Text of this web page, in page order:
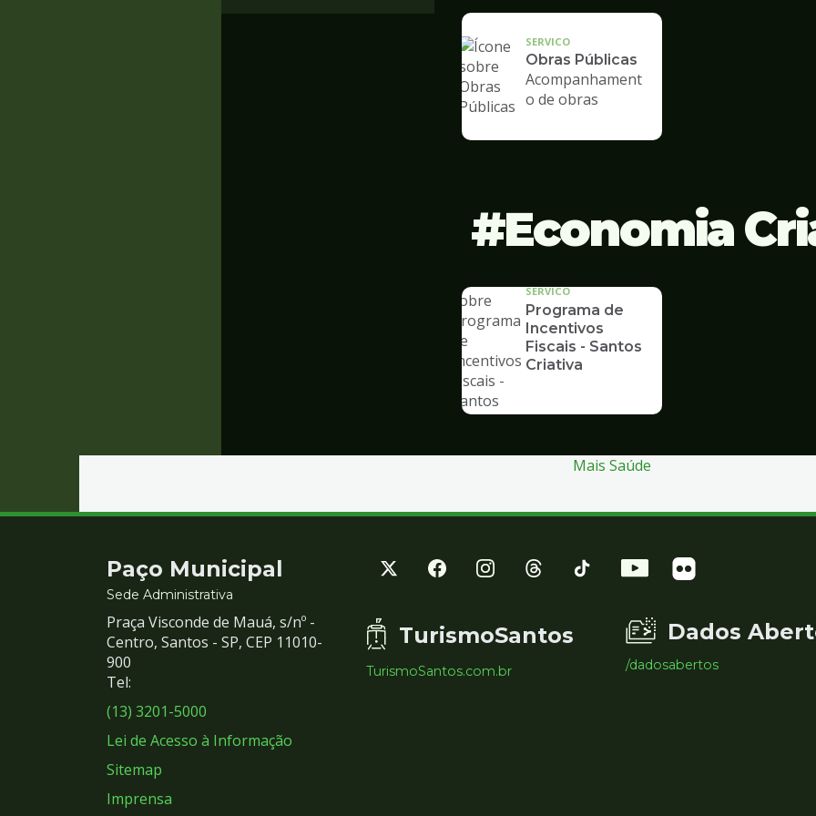
SERVICO
Obras Públicas
Acompanhament
o de obras
Economia
SERVICO
Programa de
Incentivos
Fiscais - Santos
Criativa
Mais Saúde
Contato
e
Redes
Sociais
Paço Municipal
Sede Administrativa
Praça Visconde de Mauá, s/nº -
Centro, Santos - SP, CEP 11010-
900
Tel:
(13) 3201-5000
Lei de Acesso à Informação
Sitemap
Imprensa
TurismoSantos
TurismoSantos.com.br
Dados
/dadosabertos